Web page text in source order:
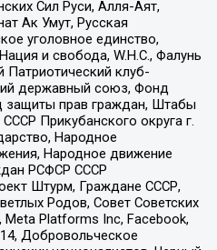
Сил Руси, Алля-Аят,
Ак Умут, Русская
уголовное единство,
и свобода, W.H.С., Фалунь
клуб-
державный союз, Фонд
защиты прав граждан, Штабы
Прикубанского округа г.
Народное
Народное движение
РСФСР СССР
Штурм, Граждане СССР,
Родов, Совет Советских
Platforms Inc, Facebook,
Добровольческое